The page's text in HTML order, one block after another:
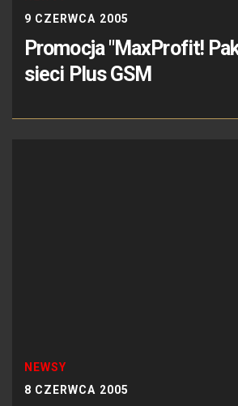
9 CZERWCA 2005
Promocja "MaxProfit!
sieci Plus GSM
NEWSY
8 CZERWCA 2005